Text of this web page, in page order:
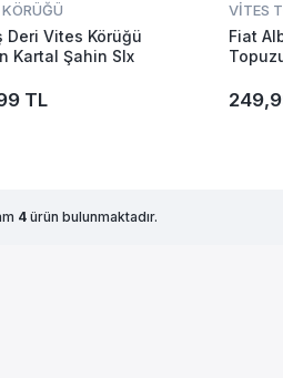
Deri Vites Körüğü
Kartal Şahin Slx
TL
VİTES
Fiat
4 ürün bulunmaktadır.